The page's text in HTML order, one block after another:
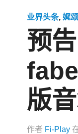
业界头条, 娓
预
版
作者 Fi-Play